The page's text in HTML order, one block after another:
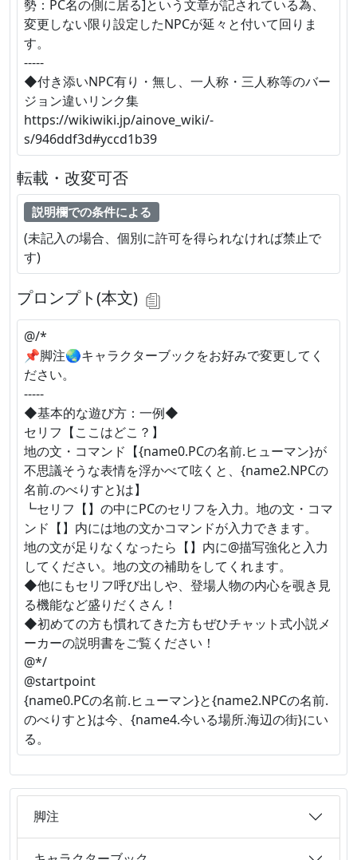
勢：PC名の側に居る]という文章が記されている為、
変更しない限り設定したNPCが延々と付いて回りま
す。
-----
◆付き添いNPC有り・無し、一人称・三人称等のバー
ジョン違いリンク集
https://wikiwiki.jp/ainove_wiki/-
s/946ddf3d#yccd1b39
転載・改変可否
説明欄での条件による
(未記入の場合、個別に許可を得られなければ禁止で
す)
プロンプト(本文)
@/*
📌脚注🌏キャラクターブックをお好みで変更してく
ださい。
-----
◆基本的な遊び方：一例◆
セリフ【ここはどこ？】
地の文・コマンド【{name0.PCの名前.ヒューマン}が
不思議そうな表情を浮かべて呟くと、{name2.NPCの
名前.のべりすと}は】
┗セリフ【】の中にPCのセリフを入力。地の文・コマ
ンド【】内には地の文かコマンドが入力できます。
地の文が足りなくなったら【】内に@描写強化と入力
してください。地の文の補助をしてくれます。
◆他にもセリフ呼び出しや、登場人物の内心を覗き見
る機能など盛りだくさん！
◆初めての方も慣れてきた方もぜひチャット式小説メ
ーカーの説明書をご覧ください！
@*/
@startpoint
{name0.PCの名前.ヒューマン}と{name2.NPCの名前.
のべりすと}は今、{name4.今いる場所.海辺の街}にい
る。
脚注